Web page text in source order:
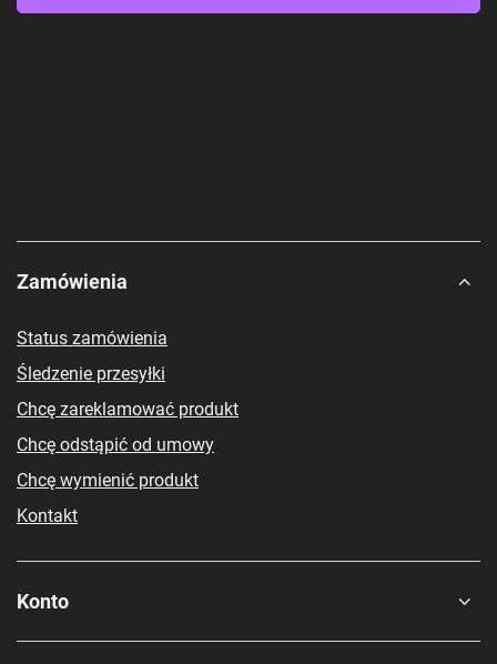
solidnych materiałów, skutecznie amortyzuje wstrząsy, a delikatne
3. Czy etui sprawia, że telefon jest zbyt gruby?
nie zwiększa objętości telefonu. Idealnie pasuje do jego kształtu,
4. Czy etui jest wygodne w codziennym użytkowaniu?
Tak, Magnet Card Case jest bardzo wygodne. Magnetyczne zamknięcie
umożliwia szybki dostęp do kart i dokumentów, a ergonomiczna
konstrukcja sprawia, że etui świetnie leży w dłoni. Dodatkowo,
wbudowana podstawka pozwala na wygodne oglądanie filmów.
Zamówienia
Status zamówienia
Śledzenie przesyłki
Chcę zareklamować produkt
Chcę odstąpić od umowy
Chcę wymienić produkt
Kontakt
Konto